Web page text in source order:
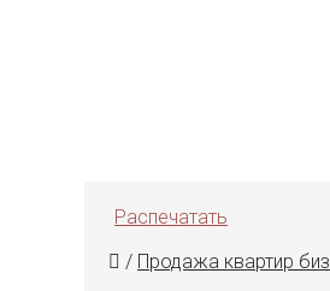
Распечатать
/ Продажа квартир